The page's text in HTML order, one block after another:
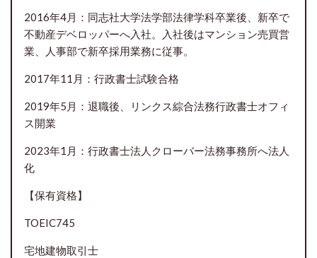
2016年4月：同志社大学法学部法律学科卒業後、新卒で
不動産デベロッパーへ入社。入社後はマンション売買営
業、人事部で新卒採用業務に従事。
2017年11月：行政書士試験合格
2019年5月：退職後、リンクス綜合法務行政書士オフィ
ス開業
2023年1月：行政書士法人クローバー法務事務所へ法人
化
【保有資格】
TOEIC745
宅地建物取引士